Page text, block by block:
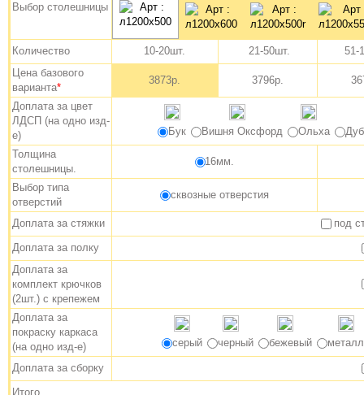
Выбор столешницы
Количество 10-20шт. 21-50шт.
51-
Цена базового
варианта*
3873р. 3796р.
Доплата за цвет
ЛДСП (на одно изд-
е)
Бук Вишня Оксфорд Ольха
Толщина
столешницы.
16мм.
Выбор типа
отверстий
сквозные отверстия
Доплата за стяжки
под
Доплата за полку
Доплата за
комплект крючков
(2шт.) с крепежем
Доплата за
покраску каркаса
(на одно изд-е)
серый черный бежевый
Доплата за сборку
Итого